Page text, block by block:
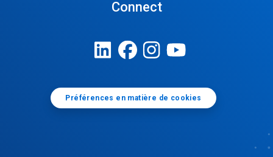
Connect
Préférences en matière de cookies